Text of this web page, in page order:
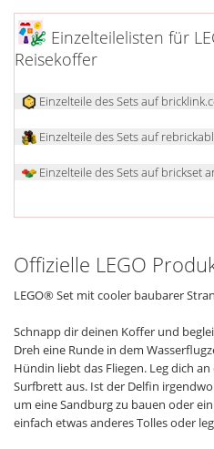
Einzelteilelisten für
Reisekoffer
Einzelteile des Sets auf
Einzelteile des Sets auf
Einzelteile des Sets auf brickset
Offizielle LEGO
LEGO® Set mit cooler baubarer
Schnapp dir deinen Koffer und
Dreh eine Runde in dem
Hündin liebt das Fliegen. Leg dich
Surfbrett aus. Ist der Delfin
um eine Sandburg zu bauen oder
einfach etwas anderes Tolles oder